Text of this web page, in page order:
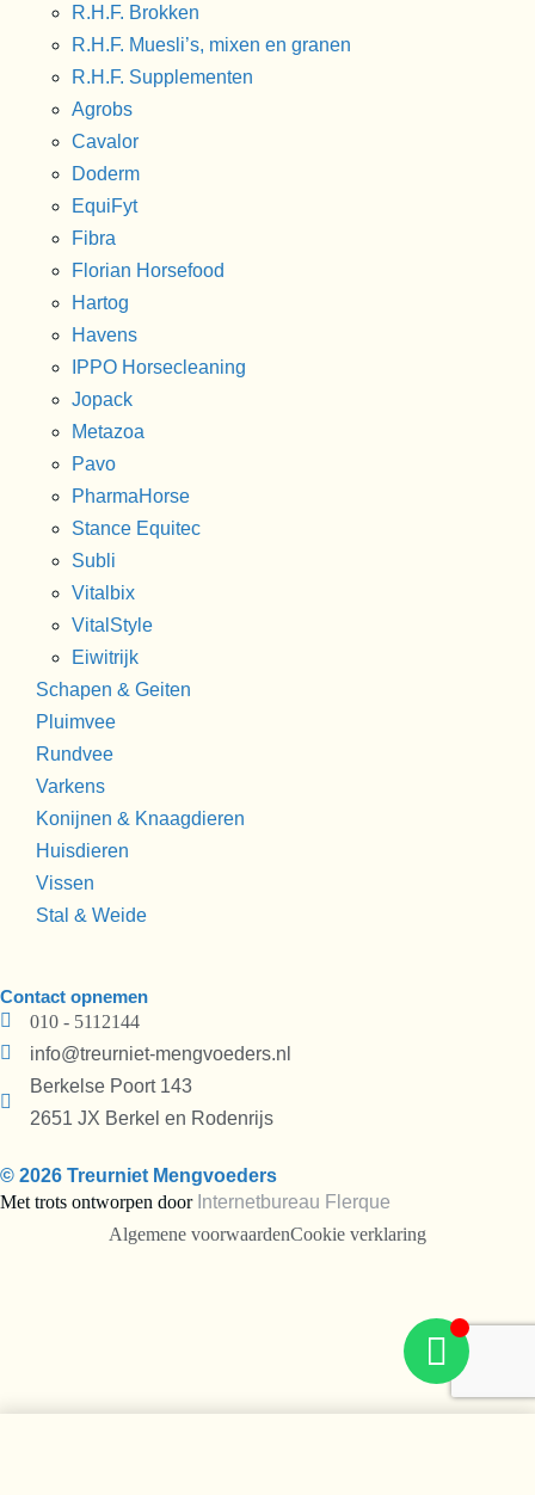
R.H.F. Brokken
R.H.F. Muesli’s, mixen en granen
R.H.F. Supplementen
Agrobs
Cavalor
Doderm
EquiFyt
Fibra
Florian Horsefood
Hartog
Havens
IPPO Horsecleaning
Jopack
Metazoa
Pavo
PharmaHorse
Stance Equitec
Subli
Vitalbix
VitalStyle
Eiwitrijk
Schapen & Geiten
Pluimvee
Rundvee
Varkens
Konijnen & Knaagdieren
Huisdieren
Vissen
Stal & Weide
Contact opnemen
010 - 5112144
info@treurniet-mengvoeders.nl
Berkelse Poort 143
2651 JX Berkel en Rodenrijs
© 2026 Treurniet Mengvoeders
Met trots ontworpen door Internetbureau Flerque
Algemene voorwaardenCookie verklaring